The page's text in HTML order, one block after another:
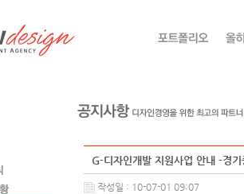
G-디자인개발 지원사업 안내 -경
작성일 : 10-07-01 09:07